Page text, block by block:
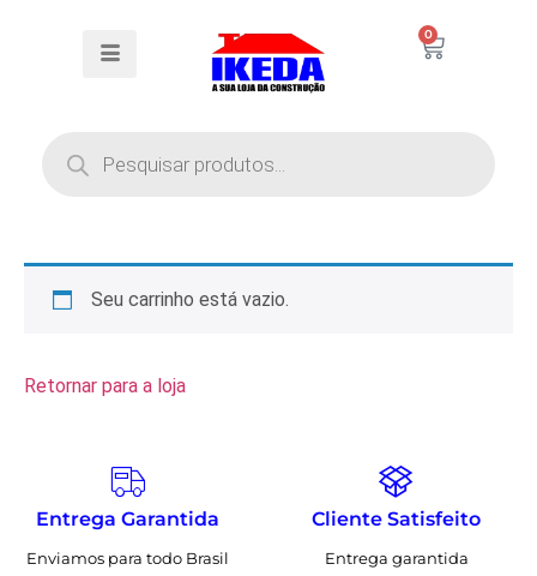
0
Seu carrinho está vazio.
Retornar para a loja
Entrega Garantida
Enviamos para todo Brasil
Cliente Satisfeito
Entrega garantida